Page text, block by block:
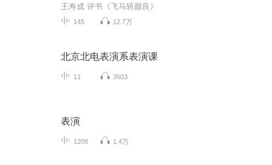
王寿成 评书《飞马斩颜良》
145 12.7万
北京北电表演系表演课
11 3603
表演
1208 1.4万